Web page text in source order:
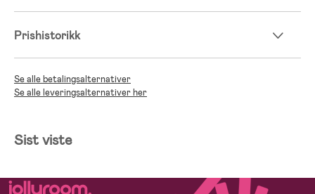
Prishistorikk
Se alle betalingsalternativer
Se alle leveringsalternativer her
Sist viste